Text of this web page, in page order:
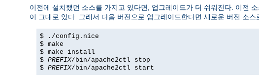
이전에 설치했던 소스를 가지고 있다면, 업그레이드가 더 쉬워진다. 이전
이 그대로 있다. 그래서 다음 버전으로 업그레이드한다면 새로운 버전 소스
$ ./config.nice
$ make
$ make install
$ PREFIX/bin/apache2ctl stop
$ PREFIX/bin/apache2ctl start